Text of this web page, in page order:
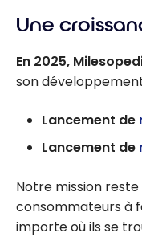
Une
En 2025,
son
Lancement de
Lancement de
Notre mission
consommateurs à
importe où ils se